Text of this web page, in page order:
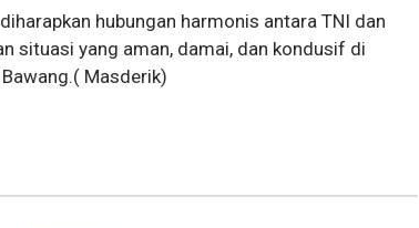
hubungan harmonis antara TNI dan
situasi yang aman, damai, dan kondusif di
Masderik)